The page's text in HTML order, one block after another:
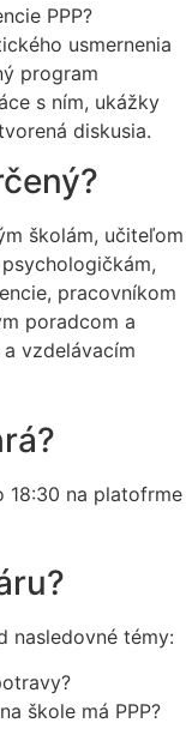
PPP?
usmernenia
program
s ním, ukážky
diskusia.
školám, učiteľom
pracovníkom
poradcom a
vzdelávacím
18:30 na platofrme
nasledovné témy:
škole má PPP?